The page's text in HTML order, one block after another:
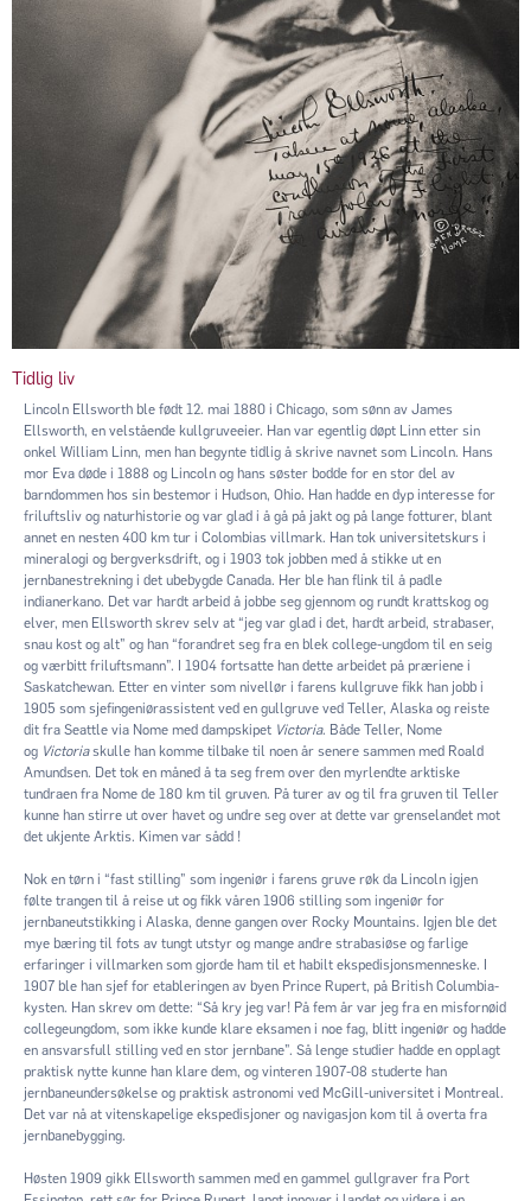
Tidlig liv
Lincoln Ellsworth ble født 12. mai 1880 i Chicago, som sønn av James
Ellsworth, en velstående kullgruveeier. Han var egentlig døpt Linn etter sin
onkel William Linn, men han begynte tidlig å skrive navnet som Lincoln. Hans
mor Eva døde i 1888 og Lincoln og hans søster bodde for en stor del av
barndommen hos sin bestemor i Hudson, Ohio. Han hadde en dyp interesse for
friluftsliv og naturhistorie og var glad i å gå på jakt og på lange fotturer, blant
annet en nesten 400 km tur i Colombias villmark. Han tok universitetskurs i
mineralogi og bergverksdrift, og i 1903 tok jobben med å stikke ut en
jernbanestrekning i det ubebygde Canada. Her ble han flink til å padle
indianerkano. Det var hardt arbeid å jobbe seg gjennom og rundt krattskog og
elver, men Ellsworth skrev selv at “jeg var glad i det, hardt arbeid, strabaser,
snau kost og alt” og han “forandret seg fra en blek college-ungdom til en seig
og værbitt friluftsmann”. I 1904 fortsatte han dette arbeidet på præriene i
Saskatchewan. Etter en vinter som nivellør i farens kullgruve fikk han jobb i
1905 som sjefingeniørassistent ved en gullgruve ved Teller, Alaska og reiste
dit fra Seattle via Nome med dampskipet Victoria. Både Teller, Nome
og Victoriaskulle han komme tilbake til noen år senere sammen med Roald
Amundsen. Det tok en måned å ta seg frem over den myrlendte arktiske
tundraen fra Nome de 180 km til gruven. På turer av og til fra gruven til Teller
kunne han stirre ut over havet og undre seg over at dette var grenselandet mot
det ukjente Arktis. Kimen var sådd !
Nok en tørn i “fast stilling” som ingeniør i farens gruve røk da Lincoln igjen
følte trangen til å reise ut og fikk våren 1906 stilling som ingeniør for
jernbaneutstikking i Alaska, denne gangen over Rocky Mountains. Igjen ble det
mye bæring til fots av tungt utstyr og mange andre strabasiøse og farlige
erfaringer i villmarken som gjorde ham til et habilt ekspedisjonsmenneske. I
1907 ble han sjef for etableringen av byen Prince Rupert, på British Columbia-
kysten. Han skrev om dette: “Så kry jeg var! På fem år var jeg fra en misfornøid
collegeungdom, som ikke kunde klare eksamen i noe fag, blitt ingeniør og hadde
en ansvarsfull stilling ved en stor jernbane”. Så lenge studier hadde en opplagt
praktisk nytte kunne han klare dem, og vinteren 1907-08 studerte han
jernbaneundersøkelse og praktisk astronomi ved McGill-universitet i Montreal.
Det var nå at vitenskapelige ekspedisjoner og navigasjon kom til å overta fra
jernbanebygging.
Høsten 1909 gikk Ellsworth sammen med en gammel gullgraver fra Port